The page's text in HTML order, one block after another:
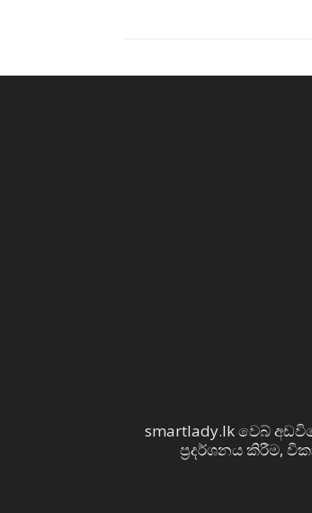
smartlady.lk වෙබ්
ප්‍රදර්ශනය කිරීම,